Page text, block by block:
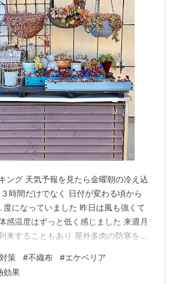
ング 天気予報を見たら金曜朝の冷え込
時間だけでなく 日付が変わる頃から
になっていました 昨日は風も強くて
感温度はずっと低く感じました 来週月
来することもあり 屋外多肉の防寒をす
めました 寒さに弱いリトルミッシーや
アナのハンギングもあります ↓ 不織布
策 #不織布 #エケベリア
果